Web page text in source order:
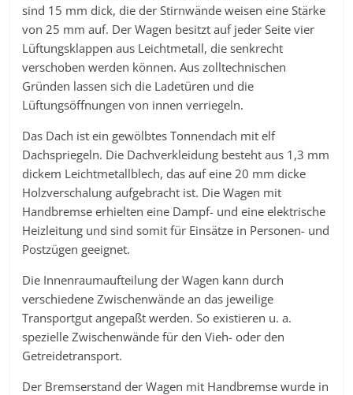
sind 15 mm dick, die der Stirnwände weisen eine Stärke
von 25 mm auf. Der Wagen besitzt auf jeder Seite vier
Lüftungsklappen aus Leichtmetall, die senkrecht
verschoben werden können. Aus zolltechnischen
Gründen lassen sich die Ladetüren und die
Lüftungsöffnungen von innen verriegeln.
Das Dach ist ein gewölbtes Tonnendach mit elf
Dachspriegeln. Die Dachverkleidung besteht aus 1,3 mm
dickem Leichtmetallblech, das auf eine 20 mm dicke
Holzverschalung aufgebracht ist. Die Wagen mit
Handbremse erhielten eine Dampf- und eine elektrische
Heizleitung und sind somit für Einsätze in Personen- und
Postzügen geeignet.
Die Innenraumaufteilung der Wagen kann durch
verschiedene Zwischenwände an das jeweilige
Transportgut angepaßt werden. So existieren u. a.
spezielle Zwischenwände für den Vieh- oder den
Getreidetransport.
Der Bremserstand der Wagen mit Handbremse wurde in